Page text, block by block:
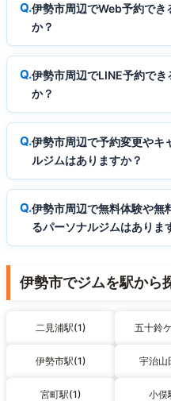
伊勢市周辺でWeb予約で
か？
伊勢市周辺でLINE予約で
か？
伊勢市周辺で予約変更やキ
ルジムはありますか？
伊勢市周辺で無料体験や無
るパーソナルジムはありま
伊勢市でジムを駅から
二見浦駅(1) 五十鈴
伊勢市駅(1) 宇治山
宮町駅(1) 小俣